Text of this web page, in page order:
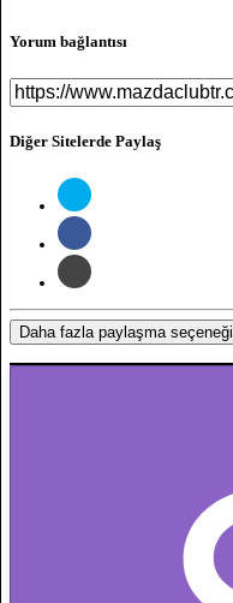
Yorum bağlantısı
Diğer Sitelerde Paylaş
Daha fazla paylaşma seçeneği